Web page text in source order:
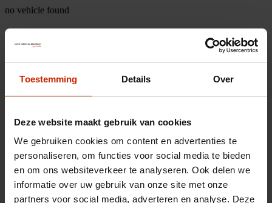
Toestemming Details Over
Deze website maakt gebruik van cookies
We gebruiken cookies om content en advertenties te
personaliseren, om functies voor social media te bieden
en om ons websiteverkeer te analyseren. Ook delen we
informatie over uw gebruik van onze site met onze
partners voor social media, adverteren en analyse. Deze
no vehicle found